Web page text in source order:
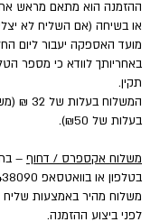
ההזמנה הוא מתאם מראש
או בשיחה (אם השליח לא
מועד האספקה יעבור ליום
באחריותך לוודא כי מספר
תקין.
המשלוח
בעלות של ₪50).
משלוח אקספרס / דחוף –
בטלפון או בוואטסאפ
משלוח מהיר באמצעות שליח
לפני ביצוע ההזמנה.